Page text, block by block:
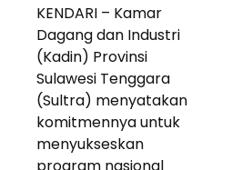
KENDARI – Kamar
Dagang dan Industri
(Kadin) Provinsi
Sulawesi Tenggara
(Sultra) menyatakan
komitmennya untuk
menyukseskan
program nasional